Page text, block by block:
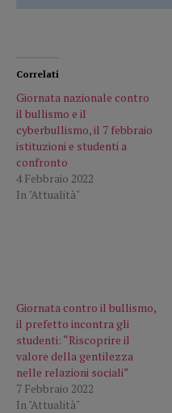
Correlati
Giornata nazionale contro
il bullismo e il
cyberbullismo, il 7 febbraio
istituzioni e studenti a
confronto
4 Febbraio 2022
In "Attualità"
Giornata contro il bullismo,
il prefetto incontra gli
studenti: “Riscoprire il
valore della gentilezza
nelle relazioni sociali”
7 Febbraio 2022
In "Attualità"